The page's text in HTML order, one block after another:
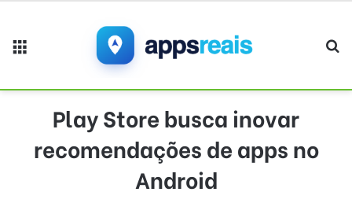
Play Store busca inovar
recomendações de apps no
Android